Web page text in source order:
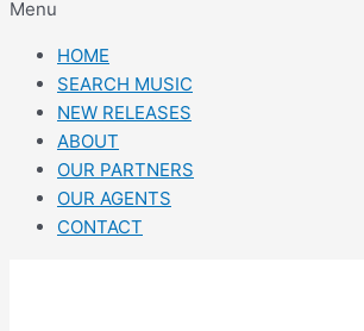
Menu
HOME
SEARCH MUSIC
NEW RELEASES
ABOUT
OUR PARTNERS
OUR AGENTS
CONTACT